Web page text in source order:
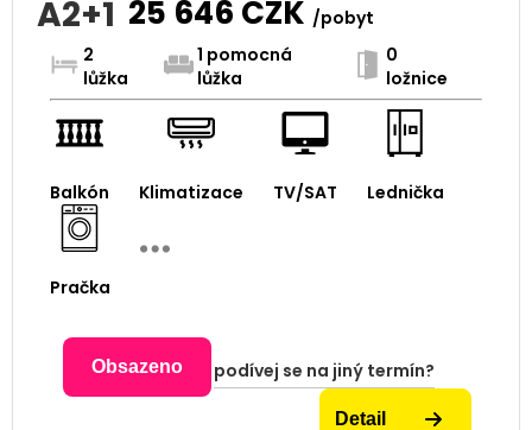
A2+1 25 646 CZK /pobyt
2
lůžka
1 pomocná
lůžka
0
ložnice
Balkón Klimatizace TV/SAT Lednička
Pračka
Obsazeno podívej se na jiný termín?
Detail